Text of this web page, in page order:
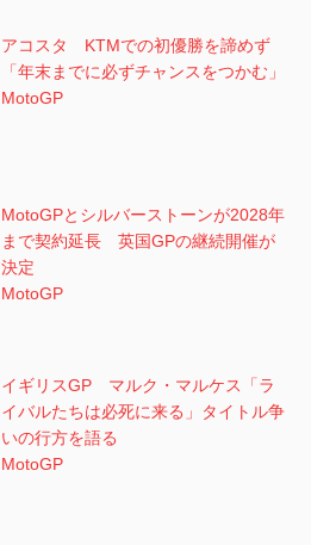
アコスタ KTMでの初優勝を諦めず
「年末までに必ずチャンスをつかむ」
MotoGP
MotoGPとシルバーストーンが2028年
まで契約延長 英国GPの継続開催が
決定
MotoGP
イギリスGP マルク・マルケス「ラ
イバルたちは必死に来る」タイトル争
いの行方を語る
MotoGP